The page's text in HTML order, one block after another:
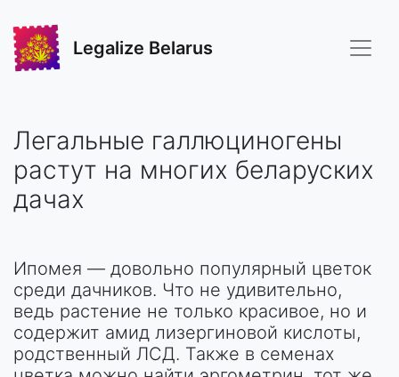
Legalize Belarus
Легальные галлюциногены
растут на многих беларуских
дачах
Ипомея — довольно популярный цветок
среди дачников. Что не удивительно,
ведь растение не только красивое, но и
содержит амид лизергиновой кислоты,
родственный ЛСД. Также в семенах